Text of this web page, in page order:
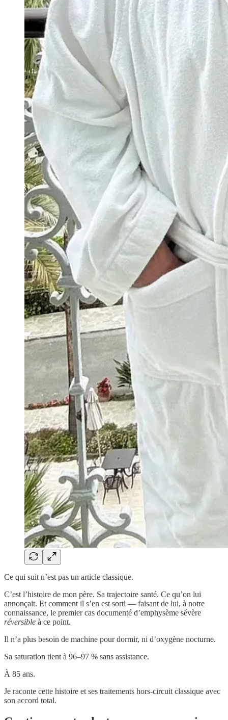
Ce qui suit n’est pas un article classique.
C’est l’histoire de mon père. Sa trajectoire santé. Ce qu’on lui
annonçait. Et comment il s’en est sorti — faisant de lui, à notre
connaissance, le premier cas documenté d’emphysème sévère
réversible à ce point.
Il n’a plus besoin de machine pour dormir, ni d’oxygène nocturne.
Sa saturation tient à 96–97 % sans assistance.
À 85 ans.
Je raconte cette histoire et ses traitements hors-circuit classique avec
son accord total.